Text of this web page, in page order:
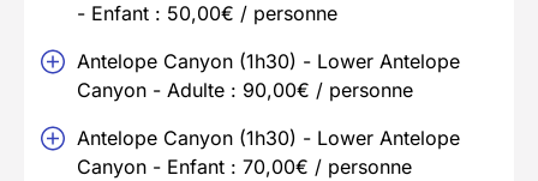
- Enfant : 50,00€ / personne
Antelope Canyon (1h30) - Lower Antelope
Canyon - Adulte : 90,00€ / personne
Antelope Canyon (1h30) - Lower Antelope
Canyon - Enfant : 70,00€ / personne